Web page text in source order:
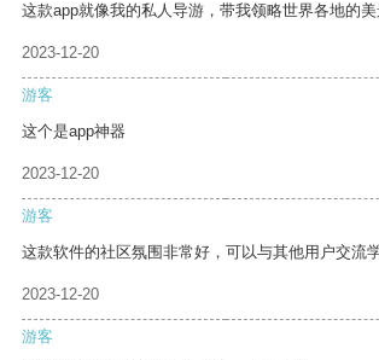
这款app就像我的私人导游，带我领略世界各地的美
2023-12-20
游客
这个是app神器
2023-12-20
游客
这款软件的社区氛围非常好，可以与其他用户交流学
2023-12-20
游客